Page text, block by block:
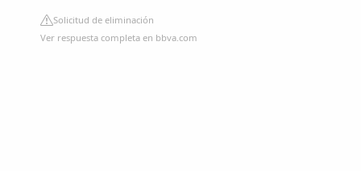
Solicitud de eliminación
Ver respuesta completa en bbva.com